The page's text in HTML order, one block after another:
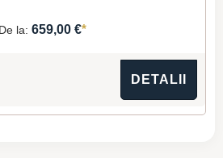
De la: 659,00 €*
DETALII